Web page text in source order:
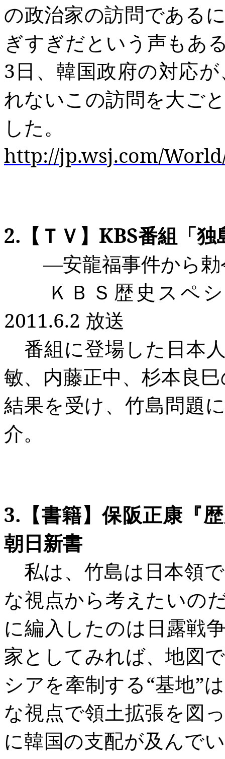
の政治家の訪問である
ぎすぎだという声もあ
3日、韓国政府の対応
れないこの訪問を大ご
した。
http://jp.wsj.com/
2. 【ＴＶ】 KBS番組「独
―安龍福事件から勅
ＫＢＳ歴史スペシ
2011.6.2 放送
番組に登場した日本
敏、内藤正中、杉本良
結果を受け、竹島問題
介。
3. 【書籍】保阪正康『
朝日新書
私は、竹島は日本領
な視点から考えたいの
に編入したのは日露戦
家としてみれば、地図
シアを牽制する“基地”
な視点で領土拡張を図
に韓国の支配が及んで